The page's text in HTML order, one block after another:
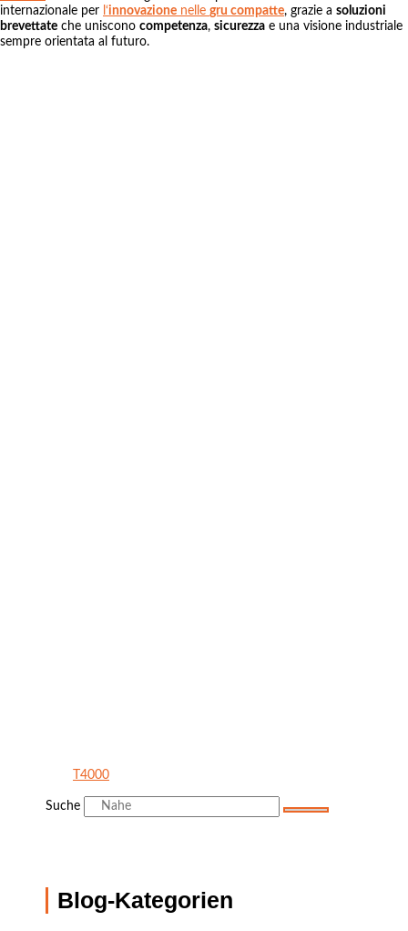
internazionale per l‘innovazione nelle gru compatte, grazie a soluzioni
brevettate che uniscono competenza, sicurezza e una visione industriale
sempre orientata al futuro.
T4000
Suche
Blog-Kategorien